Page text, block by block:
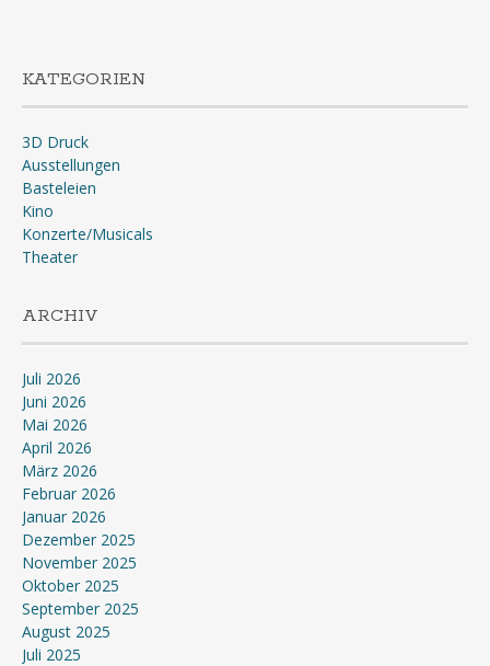
KATEGORIEN
3D Druck
Ausstellungen
Basteleien
Kino
Konzerte/Musicals
Theater
ARCHIV
Juli 2026
Juni 2026
Mai 2026
April 2026
März 2026
Februar 2026
Januar 2026
Dezember 2025
November 2025
Oktober 2025
September 2025
August 2025
Juli 2025